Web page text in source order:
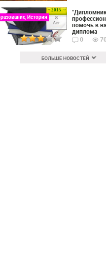
2015
8
Авг
История
помочь в
диплома
0
БОЛЬШЕ НОВОСТЕЙ